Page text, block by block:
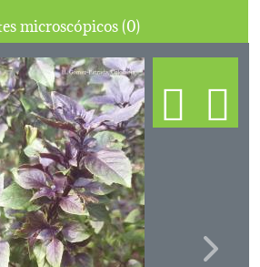
Cortes microscópicos (0)
Next